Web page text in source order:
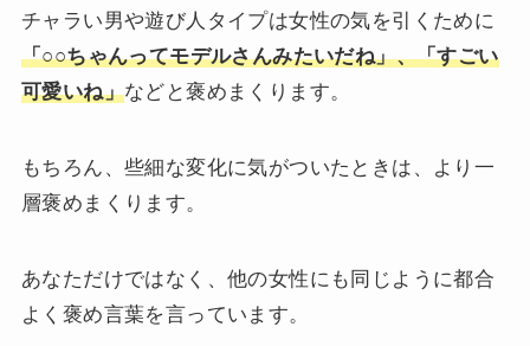
チャラい男や遊び人タイプは女性の気を引くために
「○○ちゃんってモデルさんみたいだね」、「すごい
可愛いね」などと褒めまくります。
もちろん、些細な変化に気がついたときは、より一
層褒めまくります。
あなただけではなく、他の女性にも同じように都合
よく褒め言葉を言っています。